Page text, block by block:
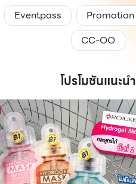
Eventpass Promotion
CC-OO
โปรโมชันแนะนำ